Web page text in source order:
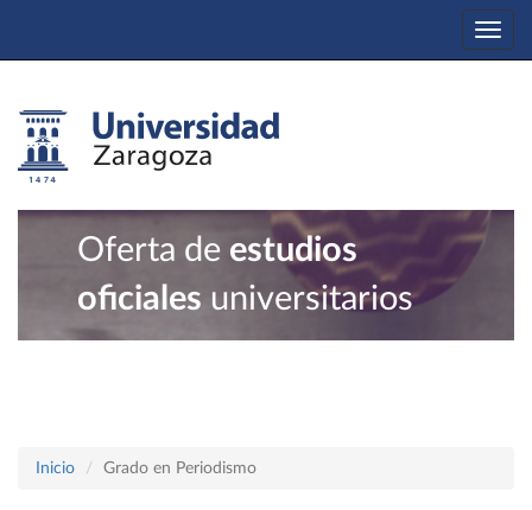
Oferta de estudios
oficiales universitarios
Inicio Grado en Periodismo